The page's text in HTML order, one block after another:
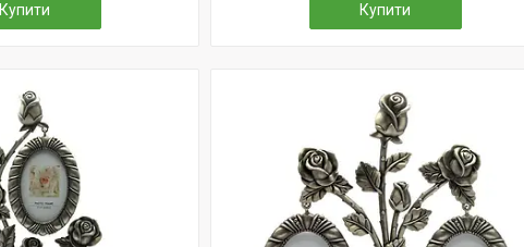
Купити Купити